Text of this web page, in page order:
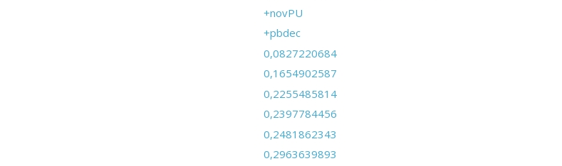
+novPU
+pbdec
0,0827220684
0,1654902587
0,2255485814
0,2397784456
0,2481862343
0,2963639893